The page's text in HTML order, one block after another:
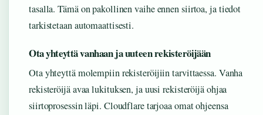
tasalla. Tämä on pakollinen vaihe ennen siirtoa, ja tiedot
tarkistetaan automaattisesti.
Ota yhteyttä vanhaan ja uuteen rekisteröijään
Ota yhteyttä molempiin rekisteröijiin tarvittaessa. Vanha
rekisteröijä avaa lukituksen, ja uusi rekisteröijä ohjaa
siirtoprosessin läpi. Cloudflare tarjoaa omat ohjeensa